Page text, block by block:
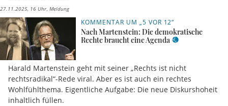
27.11.2025, 16 Uhr Meldung
KOMMENTAR UM „5 VOR 12“
Nach Martenstein: Die demokratische
Rechte braucht eine Agenda
Harald Martenstein geht mit seiner „Rechts ist nicht
rechtsradikal“-Rede viral. Aber es ist auch ein rechtes
Wohlfühlthema. Eigentliche Aufgabe: Die neue Diskurshoheit
inhaltlich füllen.